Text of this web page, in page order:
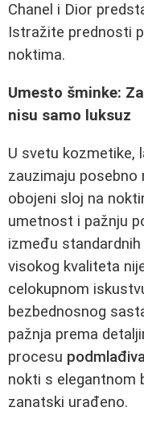
Chanel i Dior
Istražite prednosti
noktima.
Umesto šminke:
nisu samo luksuz
U svetu kozmetike,
zauzimaju posebno
obojeni sloj na
umetnost i pažnju
između
visokog kvaliteta
celokupnom
bezbednosnog
pažnja prema
procesu
nokti s elegantnom
zanatski urađeno.